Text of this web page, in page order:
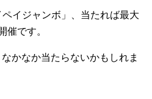
イジャンボ」、当たれば最大
催です。
かなか当たらないかもしれま